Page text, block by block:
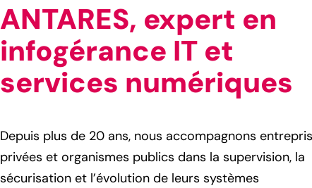
ANTARES, expert en
infogérance IT et
services numériques
Depuis plus de 20 ans, nous accompagnons
privées et organismes publics dans la supervision, la
sécurisation et l’évolution de leurs systèmes